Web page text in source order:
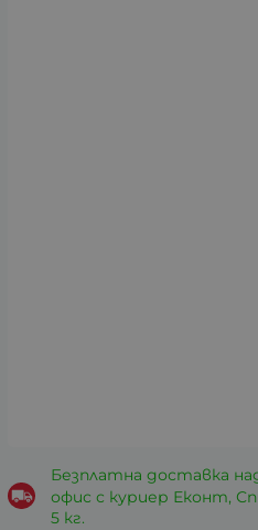
Безплатна доставка
офис с куриер Еконт,
5 кг.